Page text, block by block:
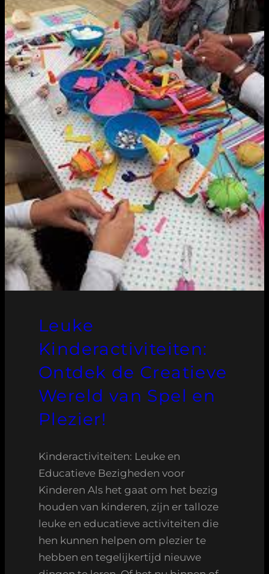
Leuke
Kinderactiviteiten:
Ontdek de Creatieve
Wereld van Spel en
Plezier!
Kinderactiviteiten: Leuke en
Educatieve Bezigheden voor
Kinderen Als het gaat om het bezig
houden van kinderen, zijn er talloze
leuke en educatieve activiteiten die
hen kunnen helpen om plezier te
hebben en tegelijkertijd nieuwe